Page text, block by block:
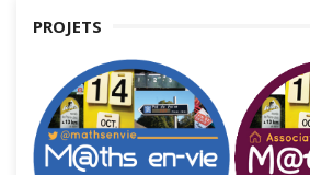
PROJETS